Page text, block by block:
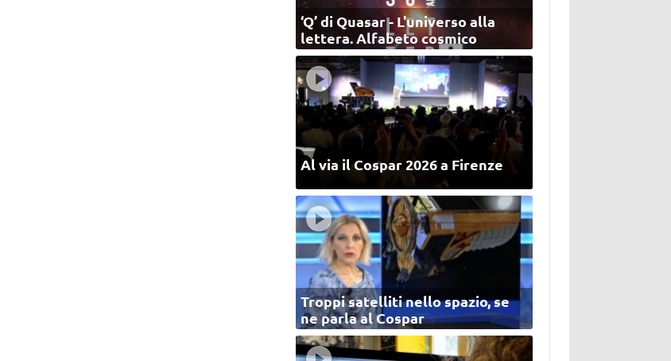
‘Q’ di Quasar - L'universo alla
lettera. Alfabeto cosmico
Al via il Cospar 2026 a Firenze
Troppi satelliti nello spazio, se
ne parla al Cospar